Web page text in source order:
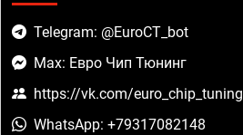
Telegram: @EuroCT_bot
Max: Евро Чип Тюнинг
https://vk.com/euro_chip_tuning
WhatsApp: +79317082148